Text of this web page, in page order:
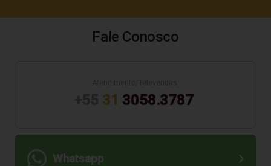
Fale Conosco
31 3058.3787
Whatsapp